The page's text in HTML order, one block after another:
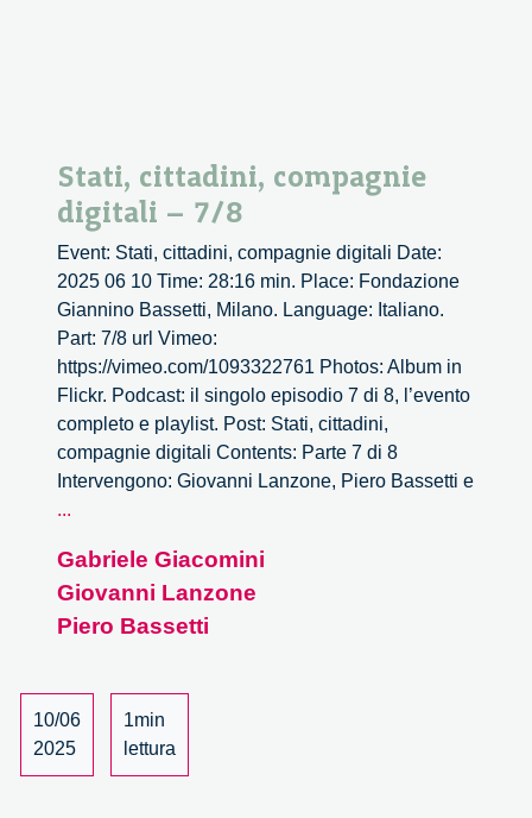
Stati, cittadini, compagnie
digitali – 7/8
Event: Stati, cittadini, compagnie digitali Date:
2025 06 10 Time: 28:16 min. Place: Fondazione
Giannino Bassetti, Milano. Language: Italiano.
Part: 7/8 url Vimeo:
https://vimeo.com/1093322761 Photos: Album in
Flickr. Podcast: il singolo episodio 7 di 8, l’evento
completo e playlist. Post: Stati, cittadini,
compagnie digitali Contents: Parte 7 di 8
Intervengono: Giovanni Lanzone, Piero Bassetti e
...
compagnie
digitali
–
Gabriele Giacomini
Giovanni Lanzone
Piero Bassetti
10/06
2025
1min
lettura